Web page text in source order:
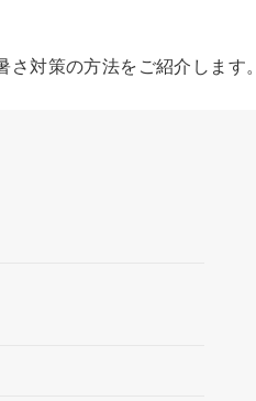
対策の方法をご紹介します。